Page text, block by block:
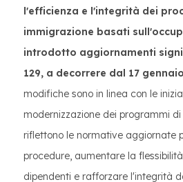
l'efficienza e l'integrità dei
immigrazione basati
introdotto aggiornamenti
129, a decorrere dal 17
modifiche sono in linea con le
modernizzazione dei programmi
riflettono le normative aggiornate
procedure, aumentare la
dipendenti e rafforzare l'integrità